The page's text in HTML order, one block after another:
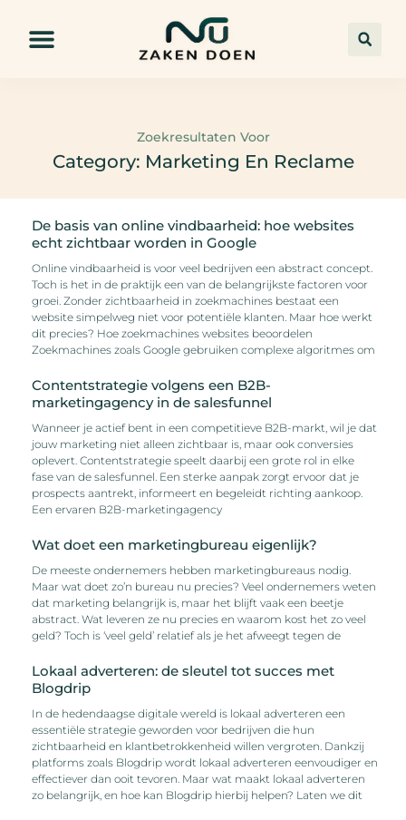
Zoekresultaten Voor
Category: Marketing En Reclame
De basis van online vindbaarheid: hoe websites
echt zichtbaar worden in Google
Online vindbaarheid is voor veel bedrijven een abstract concept.
Toch is het in de praktijk een van de belangrijkste factoren voor
groei. Zonder zichtbaarheid in zoekmachines bestaat een
website simpelweg niet voor potentiële klanten. Maar hoe werkt
dit precies? Hoe zoekmachines websites beoordelen
Zoekmachines zoals Google gebruiken complexe algoritmes om
Contentstrategie volgens een B2B-
marketingagency in de salesfunnel
Wanneer je actief bent in een competitieve B2B-markt, wil je dat
jouw marketing niet alleen zichtbaar is, maar ook conversies
oplevert. Contentstrategie speelt daarbij een grote rol in elke
fase van de salesfunnel. Een sterke aanpak zorgt ervoor dat je
prospects aantrekt, informeert en begeleidt richting aankoop.
Een ervaren B2B-marketingagency
Wat doet een marketingbureau eigenlijk?
De meeste ondernemers hebben marketingbureaus nodig.
Maar wat doet zo’n bureau nu precies? Veel ondernemers weten
dat marketing belangrijk is, maar het blijft vaak een beetje
abstract. Wat leveren ze nu precies en waarom kost het zo veel
geld? Toch is ‘veel geld’ relatief als je het afweegt tegen de
Lokaal adverteren: de sleutel tot succes met
Blogdrip
In de hedendaagse digitale wereld is lokaal adverteren een
essentiële strategie geworden voor bedrijven die hun
zichtbaarheid en klantbetrokkenheid willen vergroten. Dankzij
platforms zoals Blogdrip wordt lokaal adverteren eenvoudiger en
effectiever dan ooit tevoren. Maar wat maakt lokaal adverteren
zo belangrijk, en hoe kan Blogdrip hierbij helpen? Laten we dit